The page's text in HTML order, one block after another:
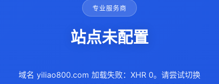
专业服务商
站点未配置
域名 yiliao800.com 加载失败：XHR 0。请尝试切换